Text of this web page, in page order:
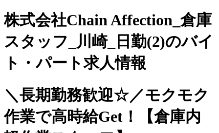
株式会社Chain Affection_倉庫
スタッフ_川崎_日勤(2)のバイ
ト・パート求人情報
＼長期勤務歓迎☆／モクモク
作業で高時給Get！【倉庫内